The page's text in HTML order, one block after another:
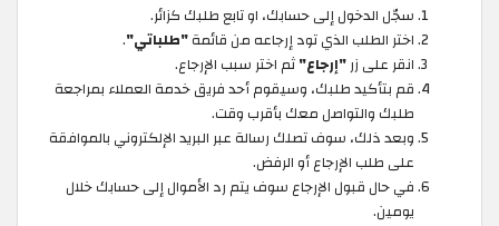
سجّل الدخول إلى حسابك، او تابع طلبك كزائر.
اختر الطلب الذي تود إرجاعه من قائمة"طلباتي".
انقر على زر"إرجاع"ثم اختر سبب الإرجاع.
قم بتأكيد طلبك، وسيقوم أحد فريق خدمة العملاء بمراجعة
طلبك والتواصل معك بأقرب وقت.
وبعد ذلك، سوف تصلك رسالة عبر البريد الإلكتروني بالموافقة
على طلب الإرجاع أو الرفض.
في حال قبول الإرجاع سوف يتم رد الأموال إلى حسابك خلال
يومين.